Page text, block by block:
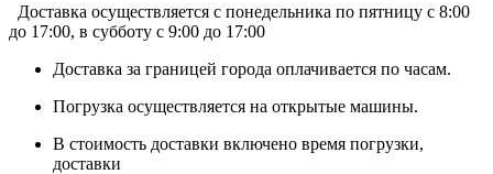
Доставка осуществляется c понедельника по пятницу с 8:00
до 17:00, в субботу с 9:00 до 17:00
Доставка за границей города оплачивается по часам.
Погрузка осуществляется на открытые машины.
В стоимость доставки включено время погрузки,
доставки